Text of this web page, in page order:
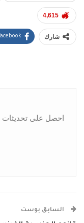
4,615
شارك
احصل على تحديثات
السابق بوست